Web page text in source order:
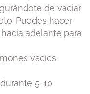
de vaciar
Puedes hacer
adelante para
vacíos
5-10